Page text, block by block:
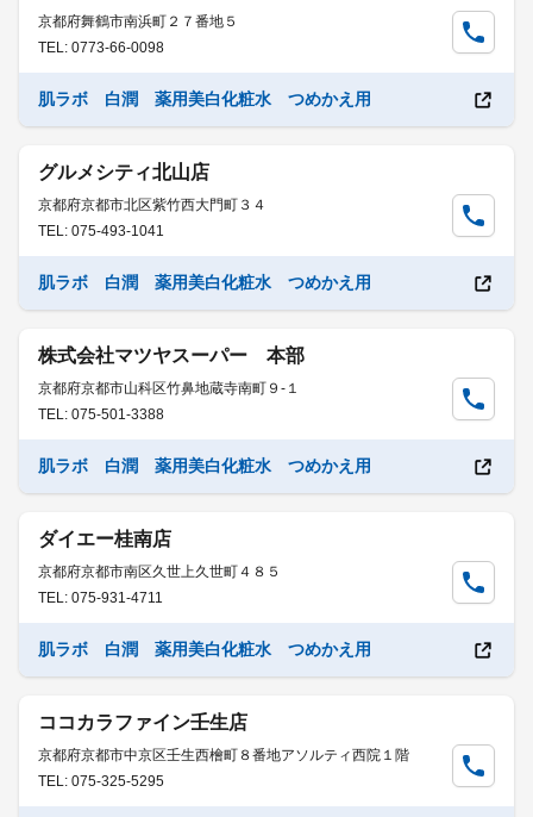
京都府舞鶴市南浜町２７番地５
TEL: 0773-66-0098
肌ラボ 白潤 薬用美白化粧水 つめかえ用
グルメシティ北山店
京都府京都市北区紫竹西大門町３４
TEL: 075-493-1041
肌ラボ 白潤 薬用美白化粧水 つめかえ用
株式会社マツヤスーパー 本部
京都府京都市山科区竹鼻地蔵寺南町９-１
TEL: 075-501-3388
肌ラボ 白潤 薬用美白化粧水 つめかえ用
ダイエー桂南店
京都府京都市南区久世上久世町４８５
TEL: 075-931-4711
肌ラボ 白潤 薬用美白化粧水 つめかえ用
ココカラファイン壬生店
京都府京都市中京区壬生西檜町８番地アソルティ西院１階
TEL: 075-325-5295